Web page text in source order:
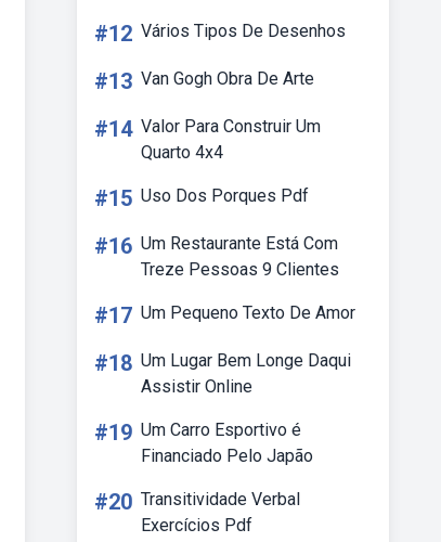
#12 Vários Tipos De Desenhos
#13 Van Gogh Obra De Arte
#14 Valor Para Construir Um
Quarto 4x4
#15 Uso Dos Porques Pdf
#16 Um Restaurante Está Com
Treze Pessoas 9 Clientes
#17 Um Pequeno Texto De Amor
#18 Um Lugar Bem Longe Daqui
Assistir Online
#19 Um Carro Esportivo é
Financiado Pelo Japão
#20 Transitividade Verbal
Exercícios Pdf